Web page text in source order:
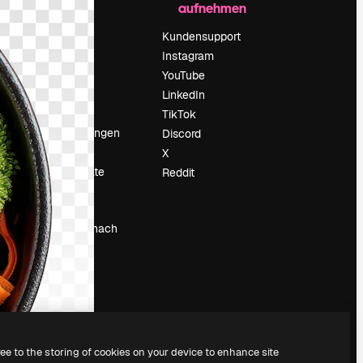
Über uns
Karriere
Blog
Veranstaltungen
Slidesgo
Deine Inhalte
verkaufen
Pressesaal
Suchst du nach
magnific.ai
aufnehmen
Kundensupport
Instagram
YouTube
LinkedIn
TikTok
Discord
X
Reddit
to the storing of cookies on your device to enhance site